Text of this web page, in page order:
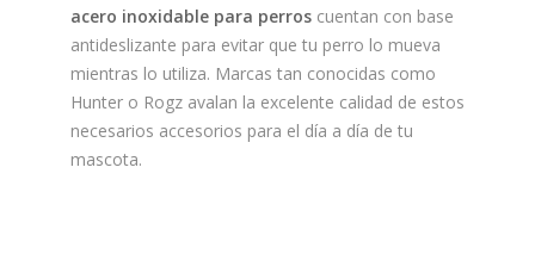
acero inoxidable para perros cuentan con base
antideslizante para evitar que tu perro lo mueva
mientras lo utiliza. Marcas tan conocidas como
Hunter o Rogz avalan la excelente calidad de estos
necesarios accesorios para el día a día de tu
mascota.